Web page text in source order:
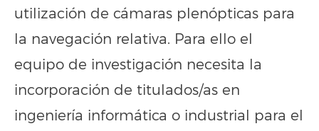
utilización de cámaras plenópticas para
la navegación relativa. Para ello el
equipo de investigación necesita la
incorporación de titulados/as en
ingeniería informática o industrial para el